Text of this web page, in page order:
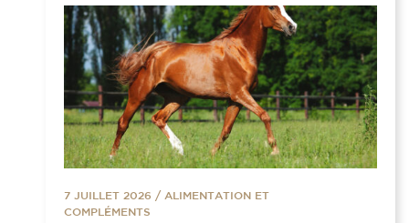
7 JUILLET 2026 / ALIMENTATION ET
COMPLÉMENTS